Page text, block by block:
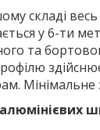
складі
у 6-ти
та
Мінімальне